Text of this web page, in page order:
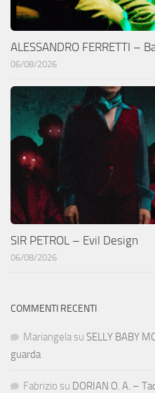
ALESSANDRO FERRETTI –
06/08/2026
SIR PETROL – Evil Design
06/08/2026
COMMENTI RECENTI
Mariangela su SELLY BABY
guarda
Fabrizio su DORIAN O. A. –